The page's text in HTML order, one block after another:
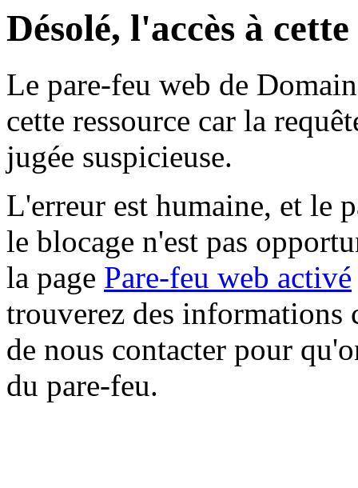
Désolé, l'accès à
Le pare-feu web de
cette ressource car la
jugée suspicieuse.
L'erreur est humaine, et le
le blocage n'est pas
la page Pare-feu web activé
trouverez des informations
de nous contacter pour
du pare-feu.